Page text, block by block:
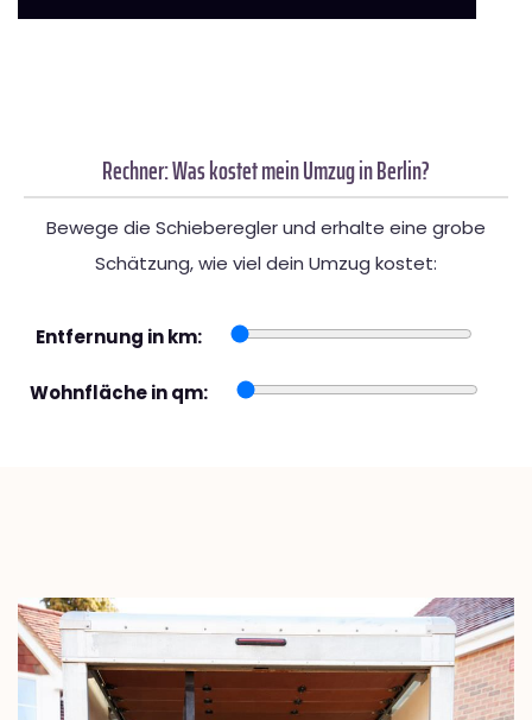
Rechner: Was kostet mein Umzug in Berlin?
Bewege die Schieberegler und erhalte eine grobe
Schätzung, wie viel dein Umzug kostet:
Entfernung in km:
Wohnfläche in qm: